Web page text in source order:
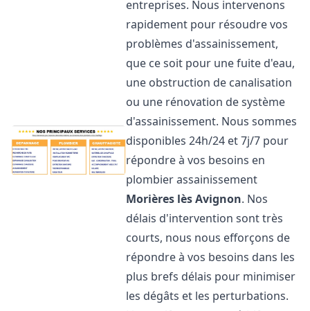
entreprises. Nous intervenons
rapidement pour résoudre vos
problèmes d'assainissement,
que ce soit pour une fuite d'eau,
une obstruction de canalisation
ou une rénovation de système
d'assainissement. Nous sommes
disponibles 24h/24 et 7j/7 pour
répondre à vos besoins en
plombier assainissement
Morières lès Avignon. Nos
délais d'intervention sont très
courts, nous nous efforçons de
répondre à vos besoins dans les
plus brefs délais pour minimiser
les dégâts et les perturbations.